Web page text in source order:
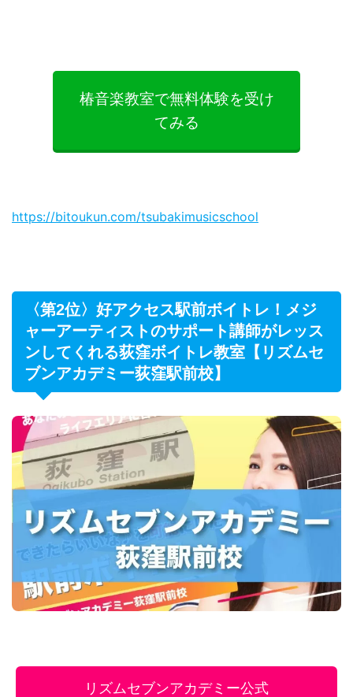
椿音楽教室で無料体験を受け
てみる
https://bitoukun.com/tsubakimusicschool
〈第2位〉好アクセス駅前ボイトレ！メジ
ャーアーティストのサポート講師がレッス
ンしてくれる荻窪ボイトレ教室【リズムセ
ブンアカデミー荻窪駅前校】
リズムセブンアカデミー公式